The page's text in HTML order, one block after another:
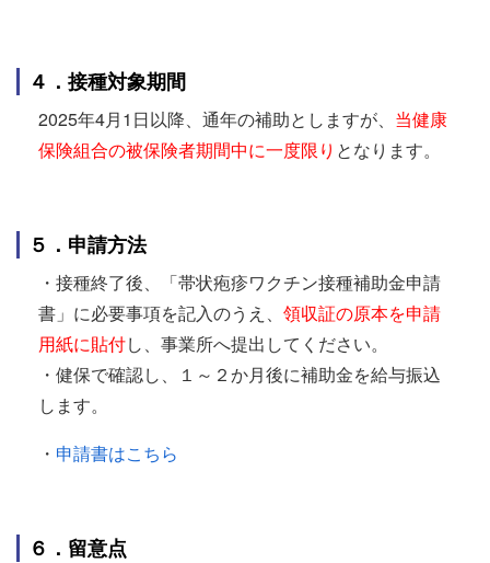
４．接種対象期間
2025年4月1日以降、通年の補助としますが、 当健康
保険組合の被保険者期間中に一度限り となります。
５．申請方法
・接種終了後、「帯状疱疹ワクチン接種補助金申請
書」に必要事項を記入のうえ、 領収証の原本を申請
用紙に貼付し、事業所へ提出してください。
・健保で確認し、１～２か月後に補助金を給与振込
します。
・ 申請書はこちら
６．留意点